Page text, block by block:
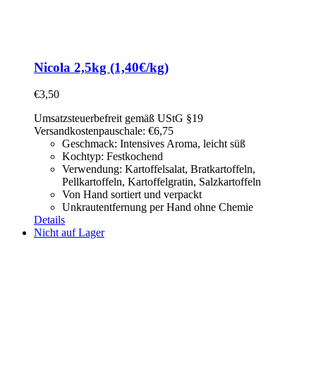
Nicola 2,5kg (1,40€/kg)
€3,50
Umsatzsteuerbefreit gemäß UStG §19
Versandkostenpauschale: €6,75
Geschmack: Intensives Aroma, leicht süß
Kochtyp: Festkochend
Verwendung: Kartoffelsalat, Bratkartoffeln,
Pellkartoffeln, Kartoffelgratin, Salzkartoffeln
Von Hand sortiert und verpackt
Unkrautentfernung per Hand ohne Chemie
Details
Nicht auf Lager